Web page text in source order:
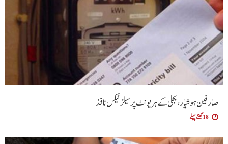
صارفین ہوشیار، بجلی کے ہر یونٹ پر سیلز ٹیکس نافذ
18 گھنٹے پہلے